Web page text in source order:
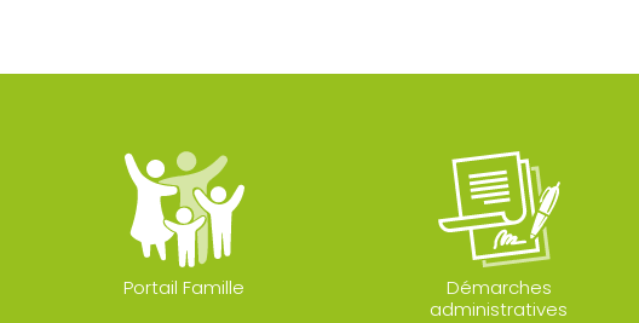
Portail Famille
Démarches
administratives